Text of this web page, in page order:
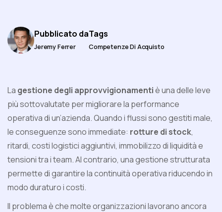
Pubblicato da
Jeremy Ferrer
Tags
Competenze Di Acquisto
La gestione degli approvvigionamentiè una delle leve
più sottovalutate per migliorare la performance
operativa di un’azienda. Quando i flussi sono gestiti male,
le conseguenze sono immediate: rotture di stock,
ritardi, costi logistici aggiuntivi, immobilizzo di liquidità e
tensioni tra i team. Al contrario, una gestione strutturata
permette di garantire la continuità operativa riducendo in
modo duraturo i costi.
Il problema è che molte organizzazioni lavorano ancora